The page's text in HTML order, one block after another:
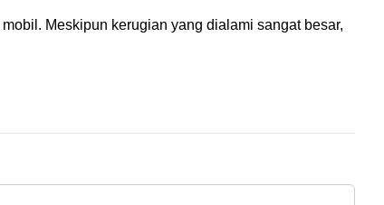
Meskipun kerugian yang dialami sangat besar,